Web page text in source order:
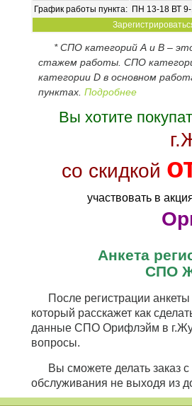
График работы пункта: ПН 13-18 ВТ
* СПО категорий А и В –
стажем работы. СПО
категории D в основном
пунктах. Подробнее
Вы хотите
со скидкой
участвовать в
Анкета
СПО
После регистрации
который расскажет как
данные СПО Орифлэйм в
вопросы.
Вы сможете делать заказ
обслуживания не выходя из